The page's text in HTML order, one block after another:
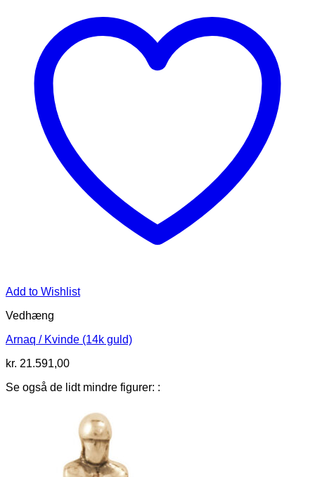
Add to Wishlist
Vedhæng
Arnaq / Kvinde (14k guld)
kr. 21.591,00
Se også de lidt mindre figurer: :